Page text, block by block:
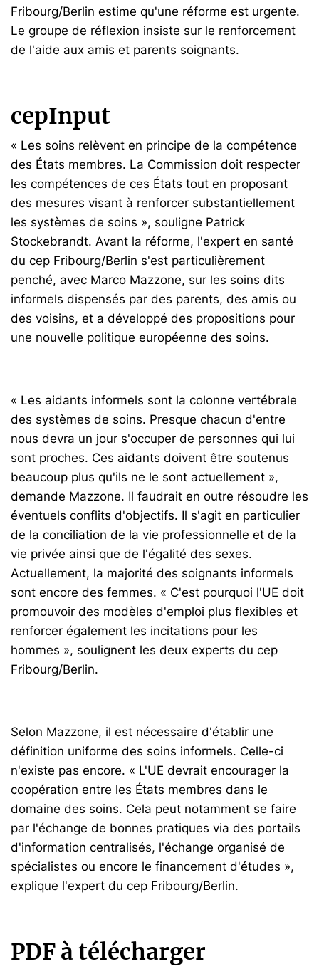
Fribourg/Berlin estime qu'une réforme est urgente.
Le groupe de réflexion insiste sur le renforcement
de l'aide aux amis et parents soignants.
cepInput
« Les soins relèvent en principe de la compétence
des États membres. La Commission doit respecter
les compétences de ces États tout en proposant
des mesures visant à renforcer substantiellement
les systèmes de soins », souligne Patrick
Stockebrandt. Avant la réforme, l'expert en santé
du cep Fribourg/Berlin s'est particulièrement
penché, avec Marco Mazzone, sur les soins dits
informels dispensés par des parents, des amis ou
des voisins, et a développé des propositions pour
une nouvelle politique européenne des soins.
« Les aidants informels sont la colonne vertébrale
des systèmes de soins. Presque chacun d'entre
nous devra un jour s'occuper de personnes qui lui
sont proches. Ces aidants doivent être soutenus
beaucoup plus qu'ils ne le sont actuellement »,
demande Mazzone. Il faudrait en outre résoudre les
éventuels conflits d'objectifs. Il s'agit en particulier
de la conciliation de la vie professionnelle et de la
vie privée ainsi que de l'égalité des sexes.
Actuellement, la majorité des soignants informels
sont encore des femmes. « C'est pourquoi l'UE doit
promouvoir des modèles d'emploi plus flexibles et
renforcer également les incitations pour les
hommes », soulignent les deux experts du cep
Fribourg/Berlin.
Selon Mazzone, il est nécessaire d'établir une
définition uniforme des soins informels. Celle-ci
n'existe pas encore. « L'UE devrait encourager la
coopération entre les États membres dans le
domaine des soins. Cela peut notamment se faire
par l'échange de bonnes pratiques via des portails
d'information centralisés, l'échange organisé de
spécialistes ou encore le financement d'études »,
explique l'expert du cep Fribourg/Berlin.
PDF à télécharger